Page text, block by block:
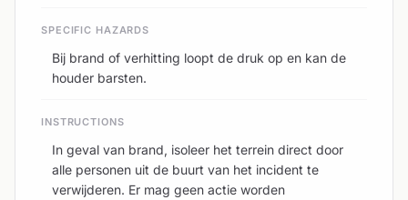
SPECIFIC HAZARDS
Bij brand of verhitting loopt de druk op en kan de
houder barsten.
INSTRUCTIONS
In geval van brand, isoleer het terrein direct door
alle personen uit de buurt van het incident te
verwijderen. Er mag geen actie worden